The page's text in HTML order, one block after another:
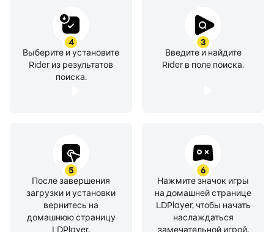
3
Введите и найдите
Rider в поле поиска.
4
Выберите и установите
Rider из результатов
поиска.
5
После завершения
загрузки и установки
вернитесь на
домашнюю страницу
LDPlayer.
6
Нажмите значок игры
на домашней странице
LDPlayer, чтобы начать
наслаждаться
замечательной игрой.